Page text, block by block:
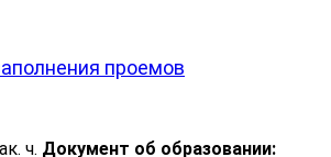
проемов
ч. Документ об образовании: